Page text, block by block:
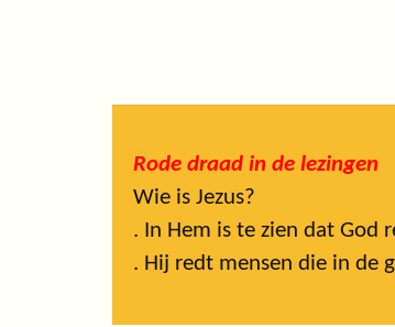
Rode draad in de lezingen
Wie is Jezus?
. In Hem is te zien dat God
. Hij redt mensen die in de